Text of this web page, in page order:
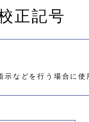
正記号
示などを行う場合に